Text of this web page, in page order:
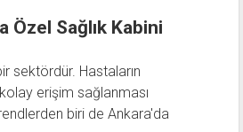
Özel Sağlık Kabini
sektördür. Hastaların
erişim sağlanması
biri de Ankara'da